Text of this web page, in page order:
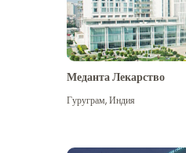
Меданта Лекарство
Гуруграм,Индия